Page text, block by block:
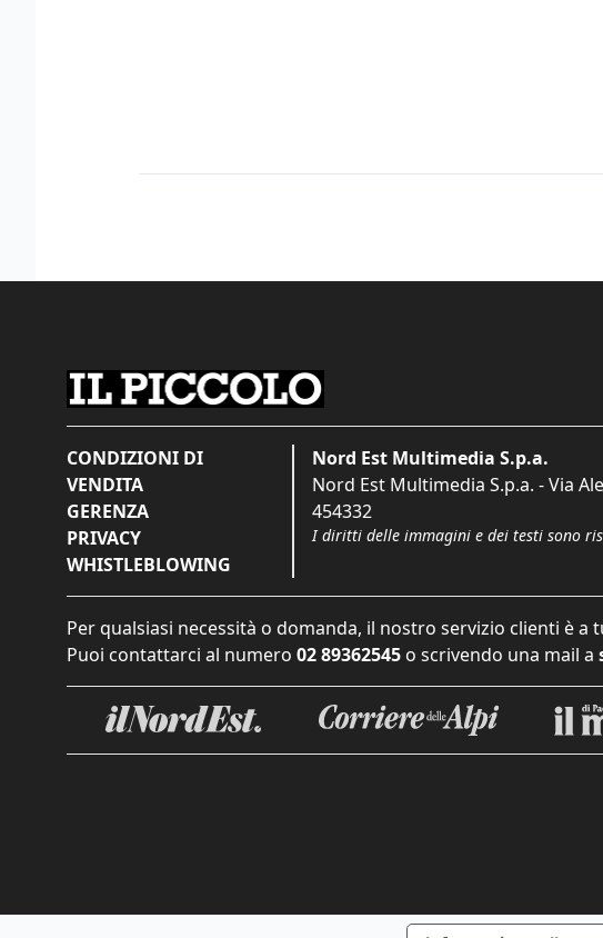
CONDIZIONI DI
VENDITA
GERENZA
PRIVACY
WHISTLEBLOWING
Nord Est Multimedia S.p.a.
Nord Est Multimedia S.p.a. - Via
454332
I diritti delle immagini e dei testi sono
Per qualsiasi necessità o domanda, il nostro servizio clienti è a
Puoi contattarci al numero 02 89362545 o scrivendo una mail a